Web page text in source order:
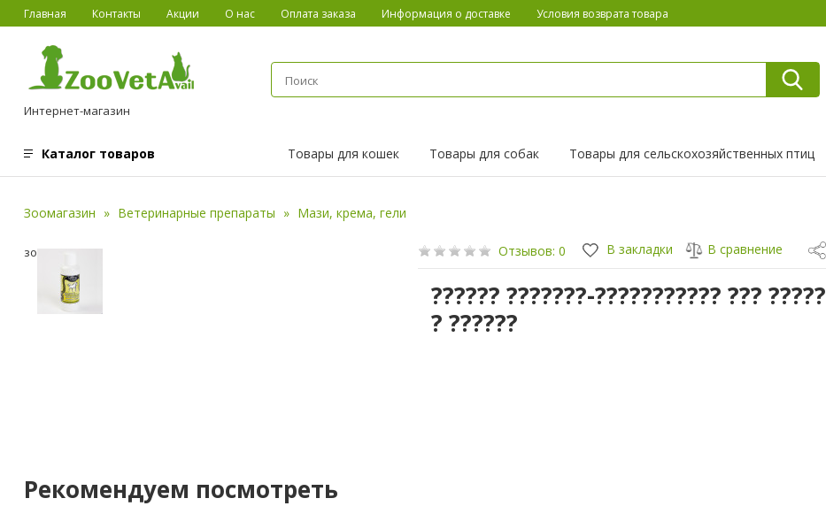
Главная Контакты Акции О нас Оплата заказа Информация о доставке Условия возврата товара
Интернет-магазин
зоотоваров
Каталог товаров Товары для кошек Товары для собак Товары для сельскохозяйственных птиц
Зоомагазин Ветеринарные препараты Мази, крема, гели
Отзывов: 0 В закладки В сравнение
?????? ???????-??????????? ??? ?????
? ??????
Рекомендуем посмотреть